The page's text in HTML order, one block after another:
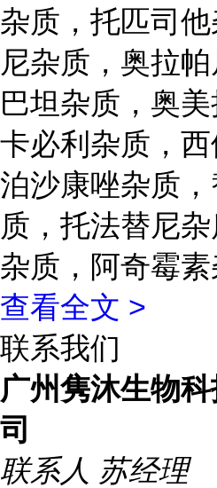
杂质，托匹司
尼杂质，奥拉
巴坦杂质，奥
卡必利杂质，西
泊沙康唑杂质
质，托法替尼
杂质，阿奇霉
查看全文 >
联系我们
广州隽沐生物
司
联系人 苏经理